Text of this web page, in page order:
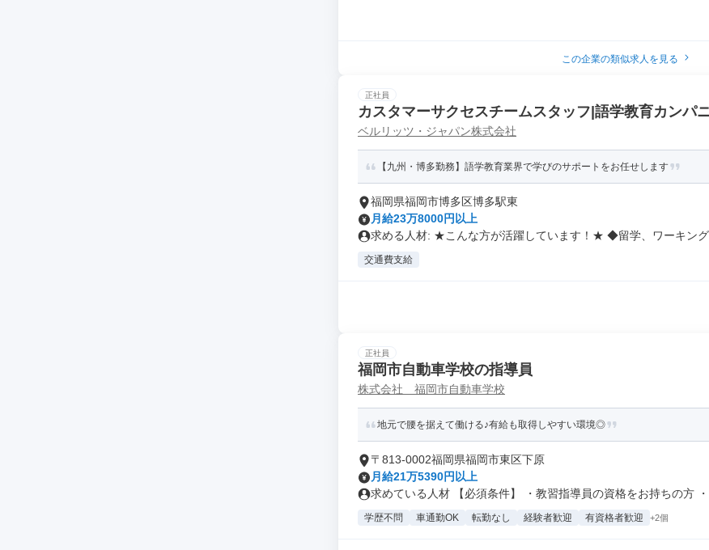
この企業の類似求人を見る
正社員
カスタマーサクセスチームスタッフ|語学教育カンパ
ベルリッツ・ジャパン株式会社
【九州・博多勤務】語学教育業界で学びのサポートをお任せします
福岡県福岡市博多区博多駅東
月給23万8000円以上
求める人材: ★こんな方が活躍しています！★ ◆留学、ワーキング
交通費支給
正社員
福岡市自動車学校の指導員
株式会社 福岡市自動車学校
地元で腰を据えて働ける♪有給も取得しやすい環境◎
〒813-0002福岡県福岡市東区下原
月給21万5390円以上
求めている人材 【必須条件】 ・教習指導員の資格をお持ちの方 ・
学歴不問 車通勤OK 転勤なし 経験者歓迎 有資格者歓迎 +2個